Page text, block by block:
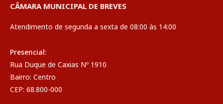
CÂMARA MUNICIPAL DE BREVES
Atendimento de segunda a sexta de 08:00 às 14:00
Presencial:
Rua Duque de Caxias Nº 1910
Bairro: Centro
CEP: 68.800-000